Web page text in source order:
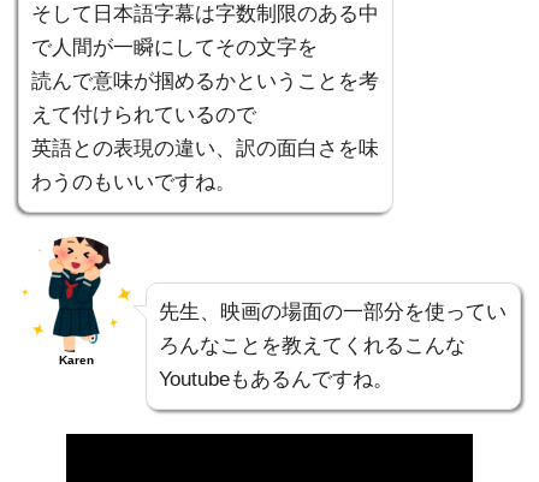
そして日本語字幕は字数制限のある中
で人間が一瞬にしてその文字を
読んで意味が掴めるかということを考
えて付けられているので
英語との表現の違い、訳の面白さを味
わうのもいいですね。
Karen
先生、映画の場面の一部分を使ってい
ろんなことを教えてくれるこんな
Youtubeもあるんですね。